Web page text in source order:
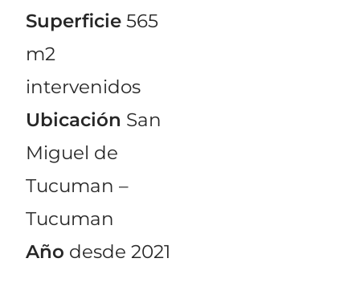
Superficie 565
m2
intervenidos
Ubicación San
Miguel de
Tucuman –
Tucuman
Año desde 2021